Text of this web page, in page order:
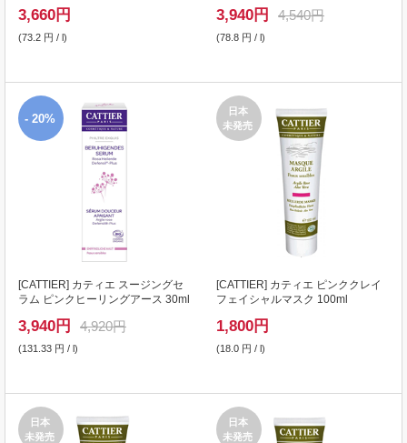
3,660円
(73.2 円 / l)
3,940円 4,540円
(78.8 円 / l)
- 20%
[CATTIER] カティエ スージングセ
ラム ピンクヒーリングアース 30ml
3,940円 4,920円
(131.33 円 / l)
日本
未発売
[CATTIER] カティエ ピンククレイ
フェイシャルマスク 100ml
1,800円
(18.0 円 / l)
日本
未発売
日本
未発売